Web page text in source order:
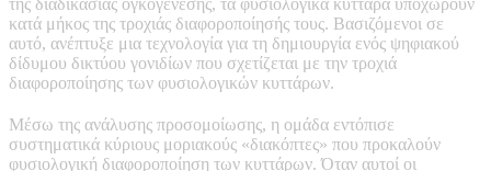
κατά μήκος της τροχιάς διαφοροποίησής τους. Βασιζόμενοι σε
αυτό, ανέπτυξε μια τεχνολογία για τη δημιουργία ενός ψηφιακού
δίδυμου δικτύου γονιδίων που σχετίζεται με την τροχιά
διαφοροποίησης των φυσιολογικών κυττάρων.
Μέσω της ανάλυσης προσομοίωσης, η ομάδα εντόπισε
συστηματικά κύριους μοριακούς «διακόπτες» που προκαλούν
φυσιολογική διαφοροποίηση των κυττάρων. Όταν αυτοί οι